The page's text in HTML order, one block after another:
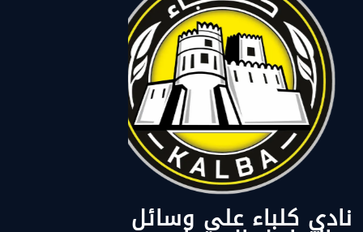
نادي كلباء على وسائل